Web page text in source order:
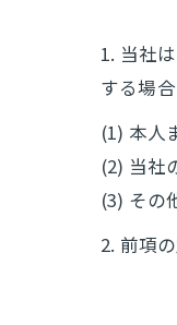
1. 当社
する場
(1) 本人
(2) 当社
(3) その
2. 前項